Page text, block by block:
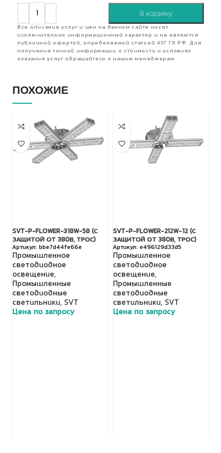
В корзину
Все описания услуг и цен на данном сайте носят
исключительно информационный характер и не являются
публичной офертой, определяемой статьей 437 ГК РФ. Для
получения точной информации о стоимости и условиях
оказания услуг обращайтесь к нашим менеджерам.
ПОХОЖИЕ
SVT-P-FLOWER-318W-58 (С
ЗАЩИТОЙ ОТ 380В, ТРОС)
bbe7d44fe66e
Промышленное
светодиодное
освещение,
Промышленные
светодиодные
светильники, SVT
Цена по запросу
SVT-P-FLOWER-212W-12 (С
ЗАЩИТОЙ ОТ 380В, ТРОС)
e496129d33d5
Промышленное
светодиодное
освещение,
Промышленные
светодиодные
светильники, SVT
Цена по запросу